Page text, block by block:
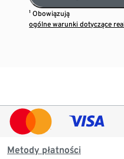
¹ Obowiązują
ogólne warunki dotyczące
Metody płatności